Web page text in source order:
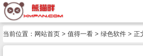
当前位置： 网站首页 > 值得一看 > 绿色软件 > 正